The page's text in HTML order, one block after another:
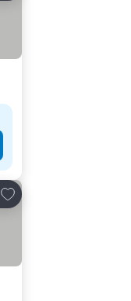
Adicionar aos favoritos